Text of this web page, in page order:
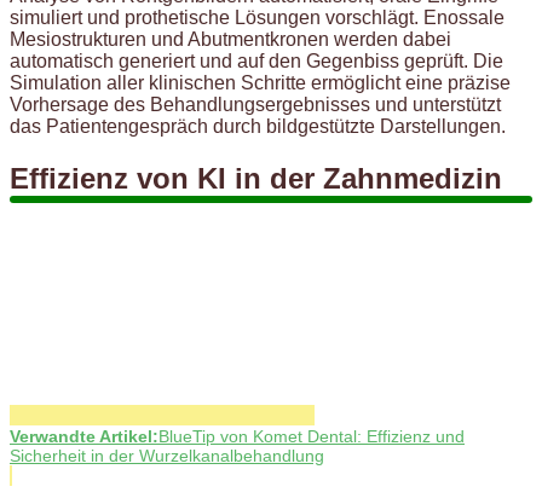
simuliert und prothetische Lösungen vorschlägt. Enossale
Mesiostrukturen und Abutmentkronen werden dabei
automatisch generiert und auf den Gegenbiss geprüft. Die
Simulation aller klinischen Schritte ermöglicht eine präzise
Vorhersage des Behandlungsergebnisses und unterstützt
das Patientengespräch durch bildgestützte Darstellungen.
Effizienz von KI in der Zahnmedizin
Verwandte Artikel:BlueTip von Komet Dental: Effizienz und
Sicherheit in der Wurzelkanalbehandlung